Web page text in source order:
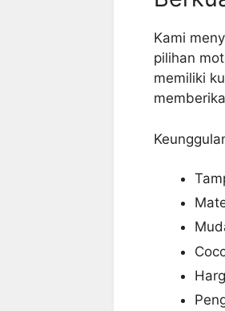
Kami
pilihan
memiliki